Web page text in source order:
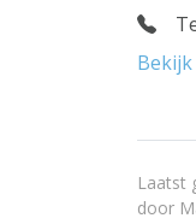
Laatst
door